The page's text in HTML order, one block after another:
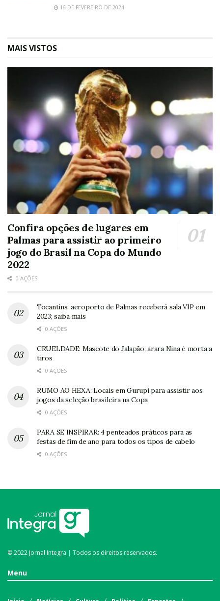
16 DE FEVEREIRO DE 2024
MAIS VISTOS
Confira opções de lugares em
Palmas para assistir ao primeiro
jogo do Brasil na Copa do Mundo
2022
0 AÇÕES
Tocantins: aeroporto de Palmas receberá sala VIP em
2023; saiba mais
0 AÇÕES
CRUELDADE: Mascote do Jalapão, arara Nina é morta a
tiros
0 AÇÕES
RUMO AO HEXA: Locais em Gurupi para assistir aos
jogos da seleção brasileira na Copa
0 AÇÕES
PARA SE INSPIRAR: 4 penteados práticos para as
festas de fim de ano para todos os tipos de cabelo
0 AÇÕES
© 2022 Jornal Integra | Todos os direitos reservados.
Menu